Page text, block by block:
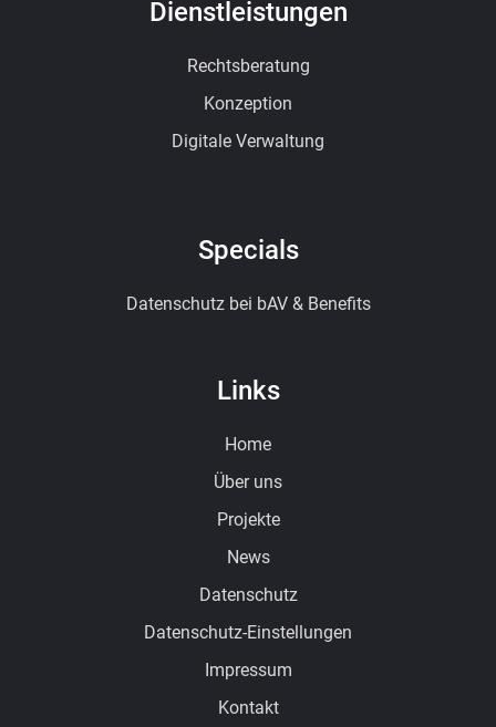
Dienstleistungen
Rechtsberatung
Konzeption
Digitale Verwaltung
Specials
Datenschutz bei bAV & Benefits
Links
Home
Über uns
Projekte
News
Datenschutz
Datenschutz-Einstellungen
Impressum
Kontakt